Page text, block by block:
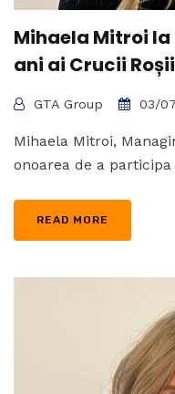
Mihaela Mitroi la
ani ai Crucii
GTA Group 03/
Mihaela Mitroi,
onoarea de a
READ MORE